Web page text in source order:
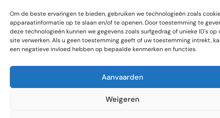
Om de beste ervaringen te bieden, gebruiken we technologieën zoals
apparaatinformatie op te slaan en/of te openen. Door toestemming te
deze technologieën kunnen we gegevens zoals surfgedrag of unieke ID's op
site verwerken. Als u geen toestemming geeft of uw toestemming intrekt,
een negatieve invloed hebben op bepaalde kenmerken en functies.
Aanvaarden
Weigeren